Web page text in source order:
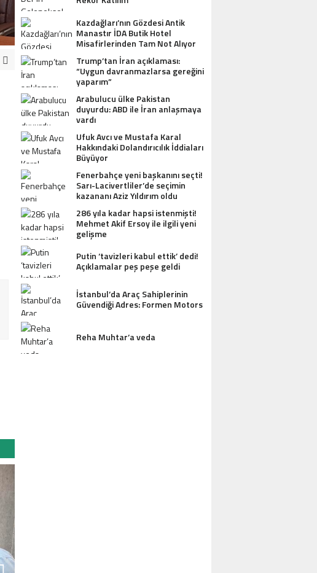
Kazdağları’nın Gözdesi Antik
Manastır İDA Butik Hotel
Misafirlerinden Tam Not Alıyor
Trump’tan İran açıklaması:
“Uygun davranmazlarsa gereğini
yaparım”
Arabulucu ülke Pakistan
duyurdu: ABD ile İran anlaşmaya
vardı
Ufuk Avcı ve Mustafa Karal
Hakkındaki Dolandırıcılık İddiaları
Büyüyor
Fenerbahçe yeni başkanını seçti!
Sarı-Lacivertliler’de seçimin
kazananı Aziz Yıldırım oldu
286 yıla kadar hapsi istenmişti!
Mehmet Akif Ersoy ile ilgili yeni
gelişme
Putin ‘tavizleri kabul ettik’ dedi!
Açıklamalar peş peşe geldi
İstanbul’da Araç Sahiplerinin
Güvendiği Adres: Formen Motors
Reha Muhtar’a veda